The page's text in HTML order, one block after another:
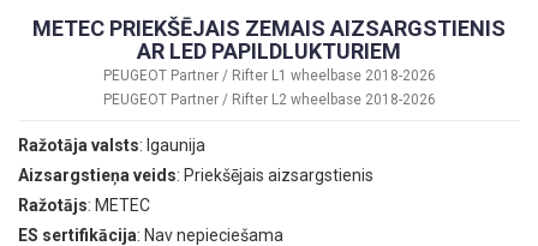
METEC PRIEKŠĒJAIS ZEMAIS AIZSARGSTIENIS
AR LED PAPILDLUKTURIEM
PEUGEOT Partner / Rifter L1 wheelbase 2018-2026
PEUGEOT Partner / Rifter L2 wheelbase 2018-2026
Ražotāja valsts: Igaunija
Aizsargstieņa veids: Priekšējais aizsargstienis
Ražotājs: METEC
ES sertifikācija: Nav nepieciešama